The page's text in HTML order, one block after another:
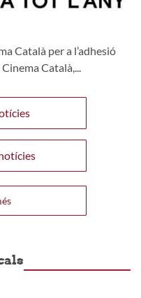
Català per a l’adhesió
Català,...